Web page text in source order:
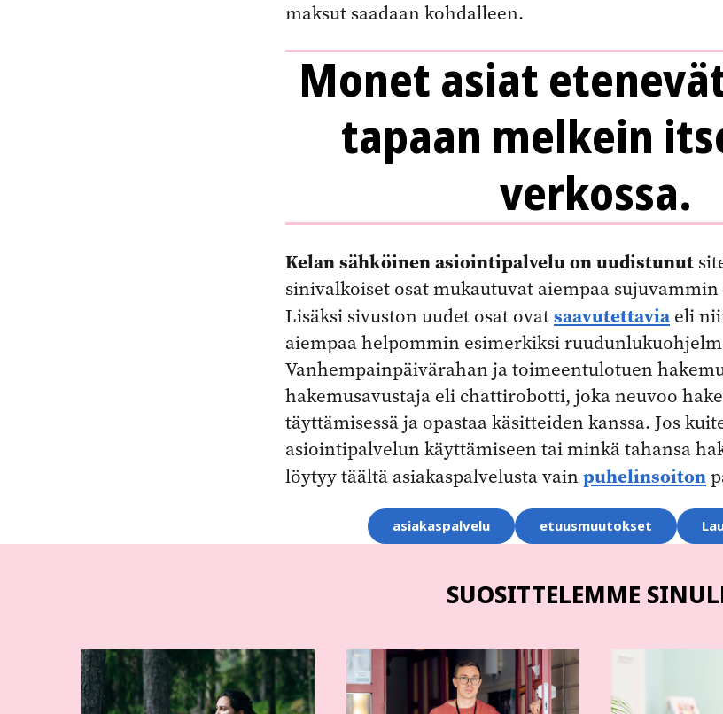
maksut saadaan kohdalleen.
Monet asiat
tapaan melkein
verkossa.
Kelan sähköinen asiointipalvelu on uudistunut
sinivalkoiset osat mukautuvat aiempaa
Lisäksi sivuston uudet osat ovatsaavutettavia eli
aiempaa helpommin esimerkiksi
Vanhempainpäivärahan ja toimeentulotuen
hakemusavustaja eli chattirobotti, joka neuvoo
täyttämisessä ja opastaa käsitteiden kanssa. Jos
asiointipalvelun käyttämiseen tai minkä tahansa
löytyy täältä asiakaspalvelusta vain puhelinsoiton
asiakaspalvelu etuusmuutokset
SUOSITTELEMME